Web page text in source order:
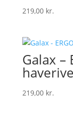
219,00 kr.
Galax –
219,00 kr.